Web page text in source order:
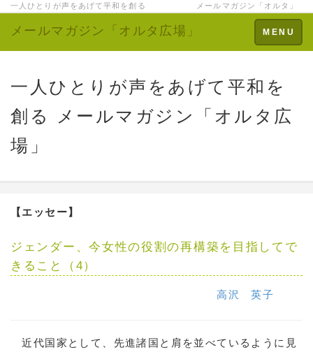
一人ひとりが声をあげて平和を創る メールマガジン「オルタ」
Toggle
navigation
MENU
メールマガジン「オルタ広場」
一人ひとりが声をあげて平和を
創る メールマガジン「オルタ広
場」
【エッセー】
ジェンダー、今女性の役割の再構築を目指してで
きること（4）
高沢 英子
近代国家として、先進諸国と肩を並べているように見